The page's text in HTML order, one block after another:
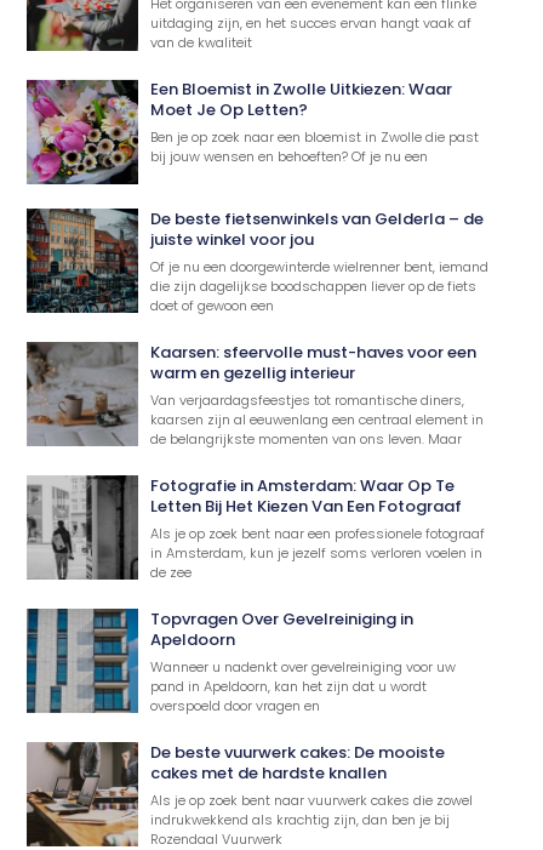
Het organiseren van een evenement kan een flinke
uitdaging zijn, en het succes ervan hangt vaak af
van de kwaliteit
Een Bloemist in Zwolle Uitkiezen: Waar
Moet Je Op Letten?
Ben je op zoek naar een bloemist in Zwolle die past
bij jouw wensen en behoeften? Of je nu een
De beste fietsenwinkels van Gelderla – de
juiste winkel voor jou
Of je nu een doorgewinterde wielrenner bent, iemand
die zijn dagelijkse boodschappen liever op de fiets
doet of gewoon een
Kaarsen: sfeervolle must-haves voor een
warm en gezellig interieur
Van verjaardagsfeestjes tot romantische diners,
kaarsen zijn al eeuwenlang een centraal element in
de belangrijkste momenten van ons leven. Maar
Fotografie in Amsterdam: Waar Op Te
Letten Bij Het Kiezen Van Een Fotograaf
Als je op zoek bent naar een professionele fotograaf
in Amsterdam, kun je jezelf soms verloren voelen in
de zee
Topvragen Over Gevelreiniging in
Apeldoorn
Wanneer u nadenkt over gevelreiniging voor uw
pand in Apeldoorn, kan het zijn dat u wordt
overspoeld door vragen en
De beste vuurwerk cakes: De mooiste
cakes met de hardste knallen
Als je op zoek bent naar vuurwerk cakes die zowel
indrukwekkend als krachtig zijn, dan ben je bij
Rozendaal Vuurwerk